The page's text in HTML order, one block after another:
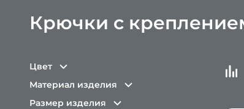
Крючки с
Цвет
Материал изделия
Размер изделия